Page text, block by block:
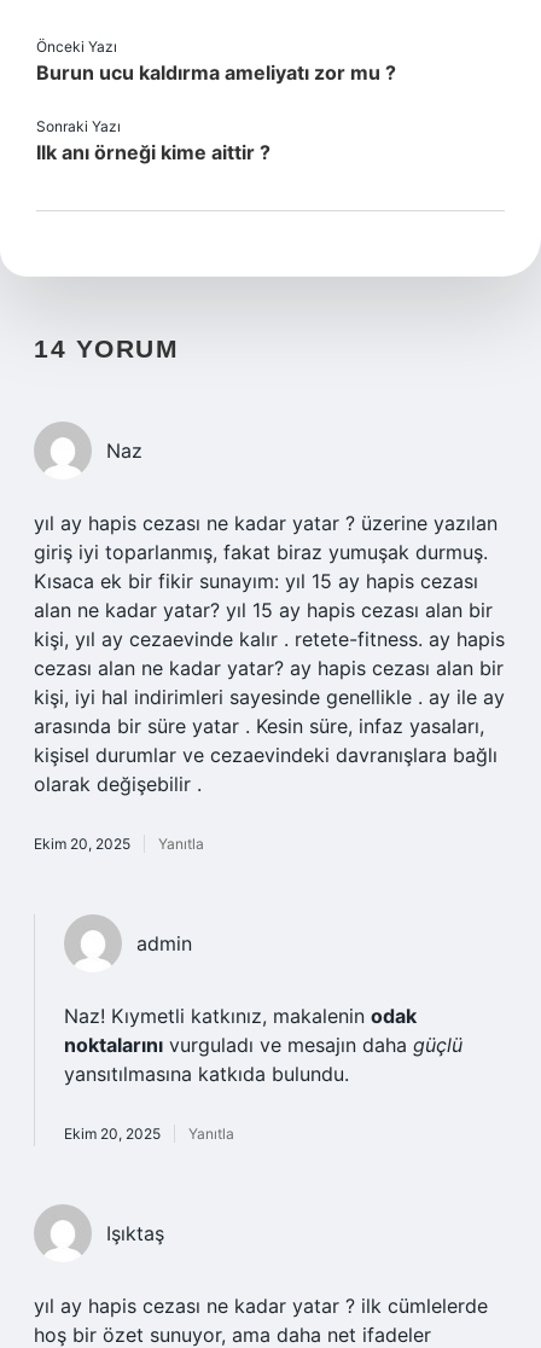
Önceki Yazı
Burun ucu kaldırma ameliyatı zor mu ?
Sonraki Yazı
Ilk anı örneği kime aittir ?
14 YORUM
Naz
yıl ay hapis cezası ne kadar yatar ? üzerine yazılan
giriş iyi toparlanmış, fakat biraz yumuşak durmuş.
Kısaca ek bir fikir sunayım: yıl 15 ay hapis cezası
alan ne kadar yatar? yıl 15 ay hapis cezası alan bir
kişi, yıl ay cezaevinde kalır . retete-fitness. ay hapis
cezası alan ne kadar yatar? ay hapis cezası alan bir
kişi, iyi hal indirimleri sayesinde genellikle . ay ile ay
arasında bir süre yatar . Kesin süre, infaz yasaları,
kişisel durumlar ve cezaevindeki davranışlara bağlı
olarak değişebilir .
Ekim 20, 2025 Yanıtla
admin
Naz! Kıymetli katkınız, makalenin odak
noktalarını vurguladı ve mesajın daha güçlü
yansıtılmasına katkıda bulundu.
Ekim 20, 2025 Yanıtla
Işıktaş
yıl ay hapis cezası ne kadar yatar ? ilk cümlelerde
hoş bir özet sunuyor, ama daha net ifadeler